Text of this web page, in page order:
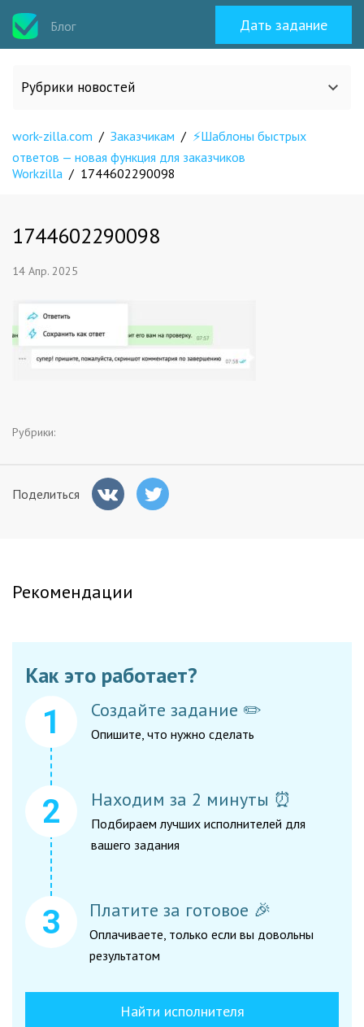
Блог Дать задание
Рубрики новостей
Все статьи
Кейсы
Исполнителям
work-zilla.com / Заказчикам / ⚡Шаблоны быстрых
ответов — новая функция для заказчиков
Workzilla / 1744602290098
1744602290098
14 Апр. 2025
Рубрики:
Поделиться
Рекомендации
Как это работает?
Создайте задание ✏️
Опишите, что нужно сделать
Находим за 2 минуты ⏰
Подбираем лучших исполнителей для
вашего задания
Платите за готовое 🎉
Оплачиваете, только если вы довольны
результатом
Найти исполнителя